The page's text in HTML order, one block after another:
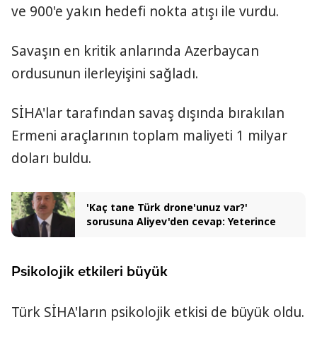
ve 900'e yakın hedefi nokta atışı ile vurdu.
Savaşın en kritik anlarında Azerbaycan
ordusunun ilerleyişini sağladı.
SİHA'lar tarafından savaş dışında bırakılan
Ermeni araçlarının toplam maliyeti 1 milyar
doları buldu.
'Kaç tane Türk drone'unuz var?'
sorusuna Aliyev'den cevap: Yeterince
Psikolojik etkileri büyük
Türk SİHA'ların psikolojik etkisi de büyük oldu.